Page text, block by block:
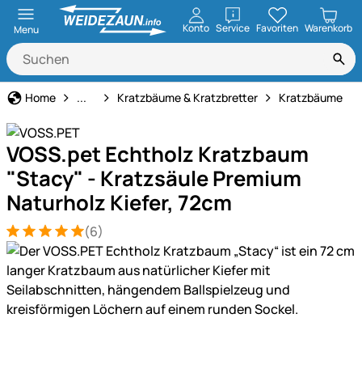
Menu Konto ServiceöffnenFavoriten Warenkorb
Home Katze
... Kratzbäume & Kratzbretter Kratzbäume
VOSS.pet Echtholz Kratzbaum
"Stacy" - Kratzsäule Premium
Naturholz Kiefer, 72cm
Bewertung: 5 von 5 (6 Bewertungen)
6 Bewertungen
(6)
Produktgalerie